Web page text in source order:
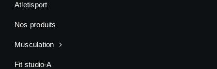
Atletisport
Nos produits
Musculation
Fit studio-A